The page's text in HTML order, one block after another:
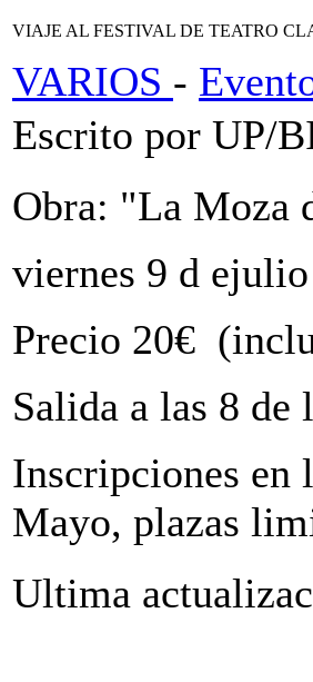
VIAJE AL FESTIVAL DE TEATRO
VARIOS -
Escrito por UP/
Obra: "La Moza
viernes 9 d
Precio 20€
Salida a las 8 de
Inscripciones en
Mayo, plazas
Ultima